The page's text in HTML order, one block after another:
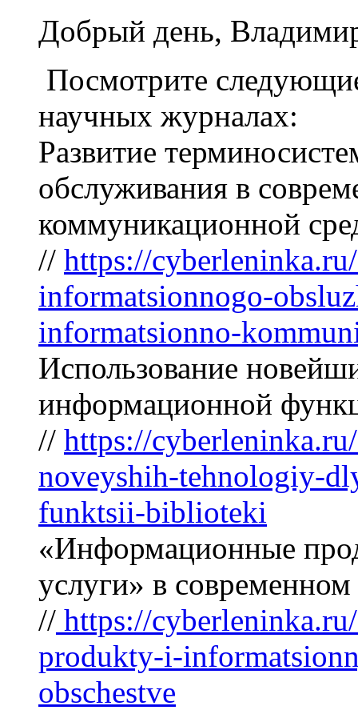
Добрый день,
Посмотрите
научных журналах:
Развитие
обслуживания в
коммуникационной
// https://
informatsionnogo-
informatsionno-
Использование
информационной
// https://
noveyshih-tehnologiy-
funktsii-biblioteki
«Информационные
услуги» в
// https://
produkty-i-
obschestve